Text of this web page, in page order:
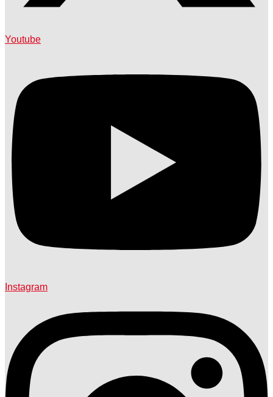
Youtube
Instagram